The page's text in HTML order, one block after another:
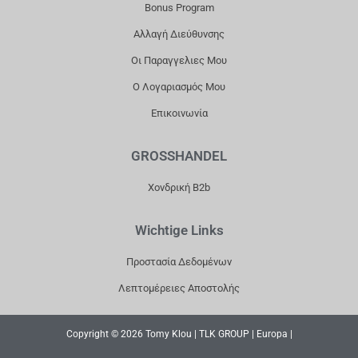
M
Bonus Program
Αλλαγή Διεύθυνσης
Οι Παραγγελιες Μου
Ο Λογαριασμός Μου
Επικοινωνία
GROSSHANDEL
Χονδρική B2b
Wichtige Links
Προστασία Δεδομένων
Λεπτομέρειες Αποστολής
Copyright © 2026 Tomy Klou | TLK GROUP | Europa |